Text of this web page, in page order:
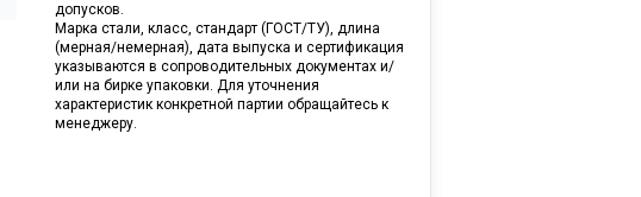
допусков.
Марка стали, класс, стандарт (ГОСТ/ТУ), длина
(мерная/немерная), дата выпуска и сертификация
указываются в сопроводительных документах и/
или на бирке упаковки. Для уточнения
характеристик конкретной партии обращайтесь к
менеджеру.